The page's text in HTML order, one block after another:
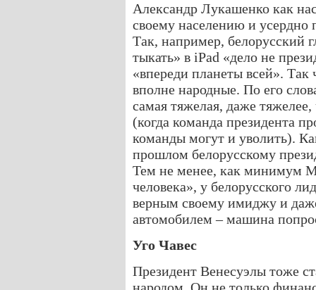
Александр Лукашенко как
своему населению и
Так, например, белорусский
тыкать» в iPad «дело не
«впереди планеты всей».
вполне народные. По его
самая тяжелая, даже
(когда команда президента
команды могут и уволить).
прошлом белорусскому
Тем не менее, как минимум
человека», у белорусского
верным своему имиджу и
автомобилем – машина
Уго Чавес
Президент Венесуэлы тоже